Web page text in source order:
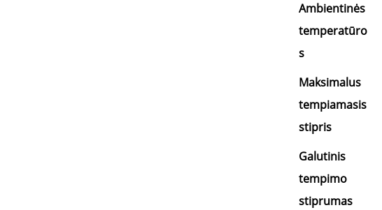
Ambientinės
temperatūro
s
Maksimalus
tempiamasis
stipris
Galutinis
tempimo
stiprumas